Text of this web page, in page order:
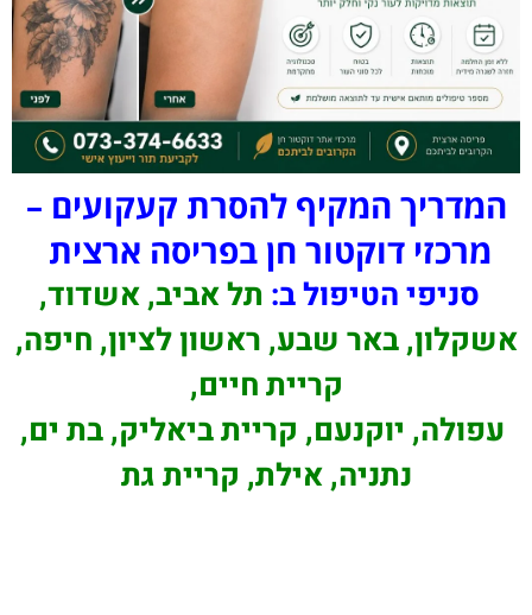
המדריך המקיף להסרת קעקועים –
מרכזי דוקטור חן בפריסה ארצית
סניפי הטיפול ב: תל אביב, אשדוד,
אשקלון, באר שבע, ראשון לציון, חיפה,
קריית חיים,
עפולה, יוקנעם, קריית ביאליק, בת ים,
נתניה, אילת, קריית גת